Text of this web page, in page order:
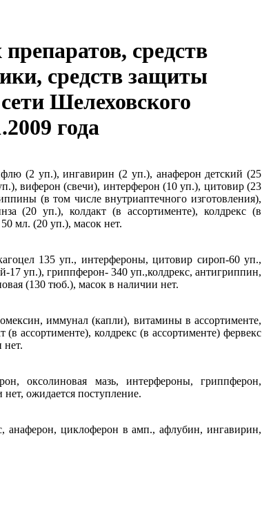
средств
средств защиты
Шелеховского
года
(2 уп.), ингавирин (2 уп.), анаферон детский (25
виферон (cвечи), интерферон (10 уп.), цитовир (23
(в том числе внутриаптечного изготовления),
(20 уп.), колдакт (в ассортименте), колдрекс (в
мл. (20 уп.), масок нет.
135 уп., интерфероны, цитовир сироп-60 уп.,
уп.), гриппферон- 340 уп.,колдрекс, антигриппин,
(130 тюб.), масок в наличии нет.
иммунал (капли), витамины в ассортименте,
ассортименте), колдрекс (в ассортименте) фервекс
нет.
оксолиновая мазь, интерфероны, гриппферон,
ожидается поступление.
анаферон, циклоферон в амп., афлубин, ингавирин,